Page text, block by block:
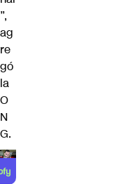
”,
ag
re
gó
la
O
N
G.